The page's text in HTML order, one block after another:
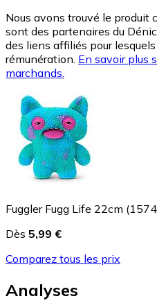
Nous avons trouvé le produit
sont des partenaires du
des liens affiliés pour
rémunération. En savoir plus
marchands.
Fuggler Fugg Life 22cm
Dès 5,99 €
Comparez tous les prix
Analyses